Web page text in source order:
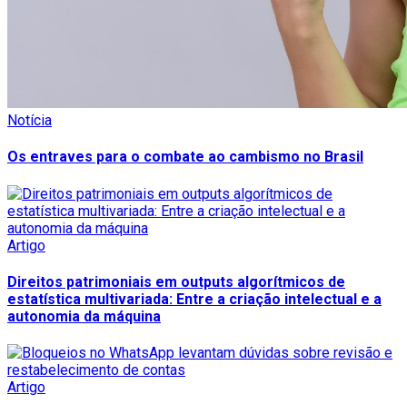
Notícia
Os entraves para o combate ao cambismo no Brasil
Artigo
Direitos patrimoniais em outputs algorítmicos de
estatística multivariada: Entre a criação intelectual e a
autonomia da máquina
Artigo